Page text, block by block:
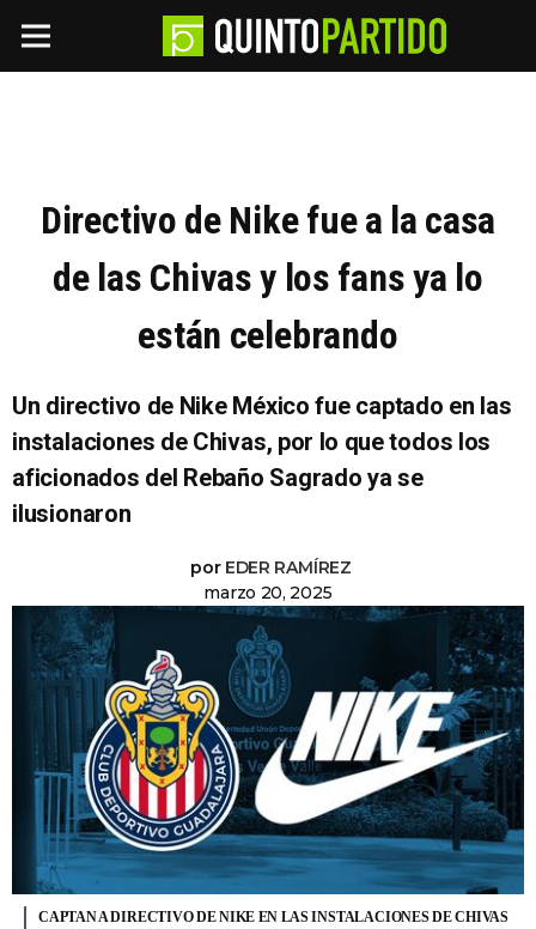
Directivo de Nike fue a la casa
de las Chivas y los fans ya lo
están celebrando
Un directivo de Nike México fue captado en las
instalaciones de Chivas, por lo que todos los
aficionados del Rebaño Sagrado ya se
ilusionaron
por EDER RAMÍREZ
marzo 20, 2025
CAPTAN A DIRECTIVO DE NIKE EN LAS INSTALACIONES DE CHIVAS